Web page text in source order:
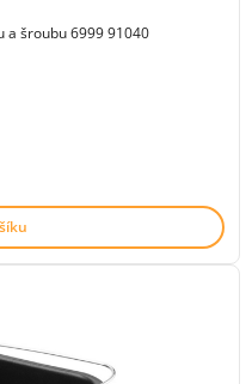
a šroubu 6999 91040